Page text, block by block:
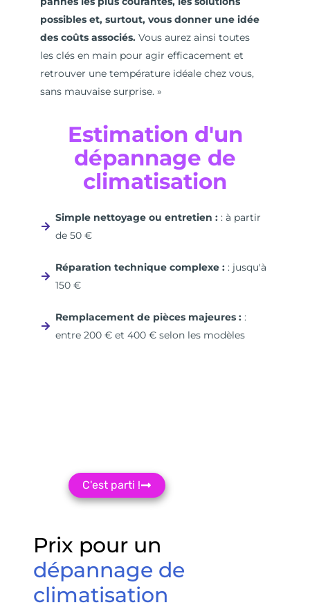
possibles et, surtout, vous donner une idée
des coûts associés.Vous aurez ainsi toutes
les clés en main pour agir efficacement et
retrouver une température idéale chez vous,
sans mauvaise surprise. »
Estimation d'un
dépannage de
climatisation
Simple nettoyage ou entretien : : à partir
de 50 €
Réparation technique complexe : : jusqu'à
150 €
Remplacement de pièces majeures : :
entre 200 € et 400 € selon les modèles
C'est parti !
Prix pour un
dépannage de
climatisation